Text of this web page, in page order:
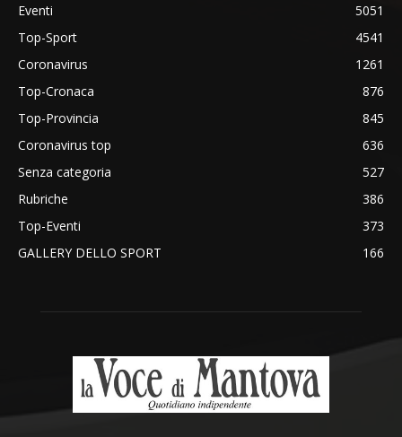
Eventi
5051
Top-Sport
4541
Coronavirus
1261
Top-Cronaca
876
Top-Provincia
845
Coronavirus top
636
Senza categoria
527
Rubriche
386
Top-Eventi
373
GALLERY DELLO SPORT
166